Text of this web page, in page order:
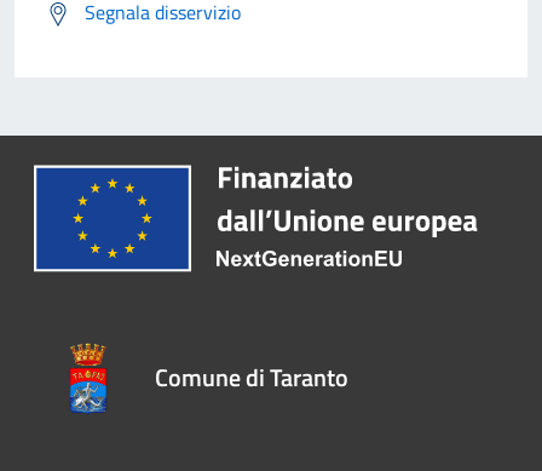
Segnala disservizio
Comune di Taranto